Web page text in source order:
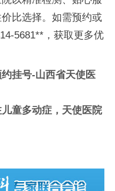
比选择。如需预约或
5681**，获取更多优
挂号-山西省天使医
童多动症，天使医院